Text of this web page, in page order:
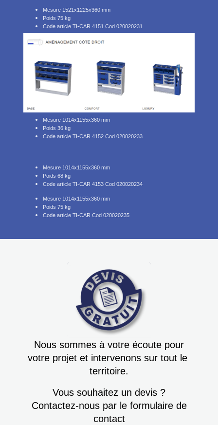
Mesure 1521x1225x360 mm
Poids 75 kg
Code article TI-CAR 4151 Cod 020020231
Mesure 1014x1155x360 mm
Poids 36 kg
Code article TI-CAR 4152 Cod 020020233
Mesure 1014x1155x360 mm
Poids 68 kg
Code article TI-CAR 4153 Cod 020020234
Mesure 1014x1155x360 mm
Poids 75 kg
Code article TI-CAR Cod 020020235
Nous sommes à votre écoute pour
votre projet et intervenons sur tout le
territoire.
Vous souhaitez un devis ?
Contactez-nous par le formulaire de
contact